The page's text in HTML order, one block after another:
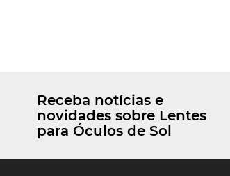
Receba notícias e
novidades sobre Lentes
para Óculos de Sol